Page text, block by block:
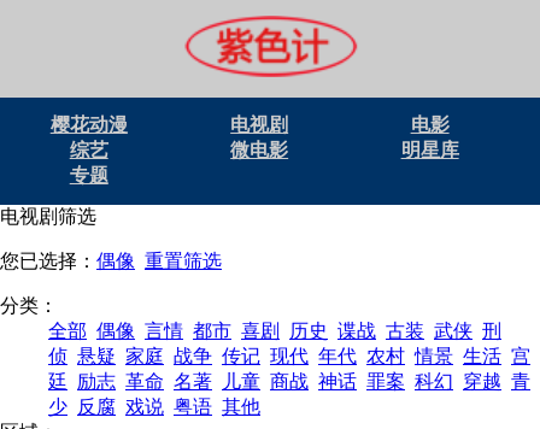
樱花动漫 电视剧
电影
综艺
微电影
明星库
专题
电视剧筛选
您已选择： 偶像 重置筛选
分类：
全部 偶像 言情 都市 喜剧 历史 谍战 古装 武侠 刑
侦 悬疑 家庭 战争 传记 现代 年代 农村 情景 生活 宫
廷 励志 革命 名著 儿童 商战 神话 罪案 科幻 穿越 青
少 反腐 戏说 粤语 其他